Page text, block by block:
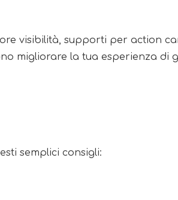
visibilità, supporti per action
migliorare la tua esperienza di
semplici consigli: